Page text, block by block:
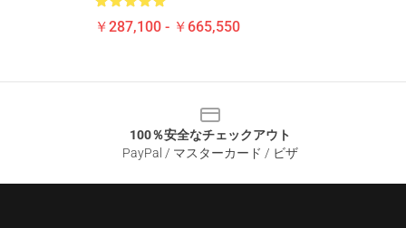
￥287,100 - ￥665,550
100％安全なチェックアウト
PayPal / マスターカード / ビザ